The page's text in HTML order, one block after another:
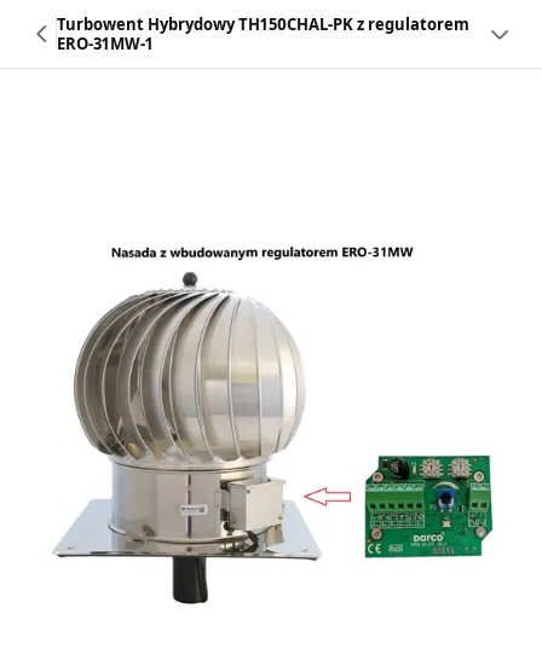
Turbowent Hybrydowy TH150CHAL-PK z regulatorem
ERO-31MW-1